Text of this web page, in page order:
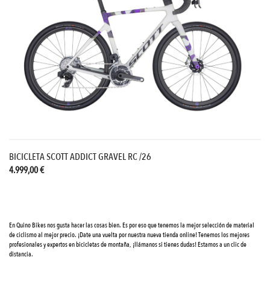
BICICLETA SCOTT ADDICT GRAVEL RC /26
4.999,00 €
En Quino Bikes nos gusta hacer las cosas bien. Es por eso que tenemos la mejor selección de material
de ciclismo al mejor precio. ¡Date una vuelta por nuestra nueva tienda online! Tenemos los mejores
profesionales y expertos en bicicletas de montaña, ¡llámanos si tienes dudas! Estamos a un clic de
distancia.